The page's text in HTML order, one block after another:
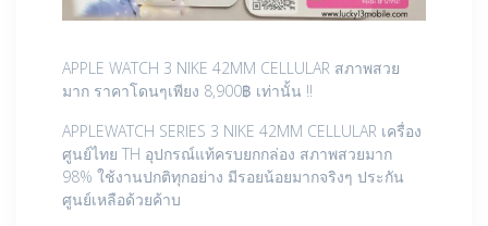
APPLE WATCH 3 NIKE 42MM CELLULAR สภาพสวย
มาก ราคาโดนๆเพียง 8,900฿ เท่านั้น !!
APPLEWATCH SERIES 3 NIKE 42MM CELLULAR เครื่อง
ศูนย์ไทย TH อุปกรณ์แท้ครบยกกล่อง สภาพสวยมาก
98% ใช้งานปกติทุกอย่าง มีรอยน้อยมากจริงๆ ประกัน
ศูนย์เหลือด้วยค้าบ